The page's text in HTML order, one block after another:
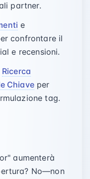
partner.
e
confrontare il
e recensioni.
Ricerca
Chiaveper
tag.
aumenterà
No—non